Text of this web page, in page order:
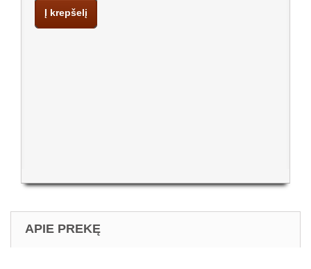
Į krepšelį
APIE PREKĘ